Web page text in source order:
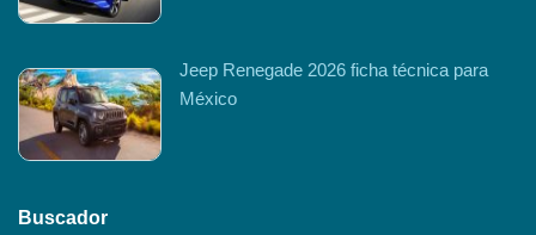
Jeep Renegade 2026 ficha técnica para
México
Buscador